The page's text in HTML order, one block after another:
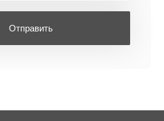
Отправить